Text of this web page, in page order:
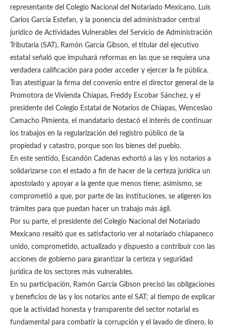
representante del Colegio Nacional del Notariado Mexicano, Luis
Carlos García Estefan, y la ponencia del administrador central
jurídico de Actividades Vulnerables del Servicio de Administración
Tributaria (SAT), Ramón García Gibson, el titular del ejecutivo
estatal señaló que impulsará reformas en las que se requiera una
verdadera calificación para poder acceder y ejercer la fe pública.
Tras atestiguar la firma del convenio entre el director general de la
Promotora de Vivienda Chiapas, Freddy Escobar Sánchez, y el
presidente del Colegio Estatal de Notarios de Chiapas, Wenceslao
Camacho Pimienta, el mandatario destacó el interés de continuar
los trabajos en la regularización del registro público de la
propiedad y catastro, porque son los bienes del pueblo.
En este sentido, Escandón Cadenas exhortó a las y los notarios a
solidarizarse con el estado a fin de hacer de la certeza jurídica un
apostolado y apoyar a la gente que menos tiene; asimismo, se
comprometió a que, por parte de las instituciones, se aligeren los
trámites para que puedan hacer un trabajo más ágil.
Por su parte, el presidente del Colegio Nacional del Notariado
Mexicano resaltó que es satisfactorio ver al notariado chiapaneco
unido, comprometido, actualizado y dispuesto a contribuir con las
acciones de gobierno para garantizar la certeza y seguridad
jurídica de los sectores más vulnerables.
En su participación, Ramón García Gibson precisó las obligaciones
y beneficios de las y los notarios ante el SAT; al tiempo de explicar
que la actividad honesta y transparente del sector notarial es
fundamental para combatir la corrupción y el lavado de dinero, lo